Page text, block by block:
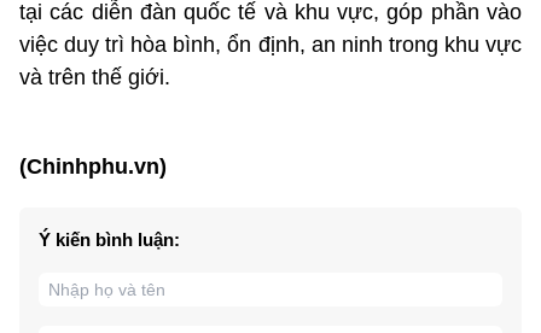
tại các diễn đàn quốc tế và khu vực, góp phần vào
việc duy trì hòa bình, ổn định, an ninh trong khu vực
và trên thế giới.
(Chinhphu.vn)
Ý kiến bình luận: